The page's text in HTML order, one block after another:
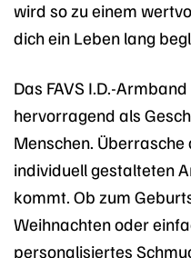
wird so zu einem
dich ein Leben lang
Das FAVS I.D.-
hervorragend als
Menschen.
individuell gestalteten
kommt. Ob zum
Weihnachten oder
personalisiertes